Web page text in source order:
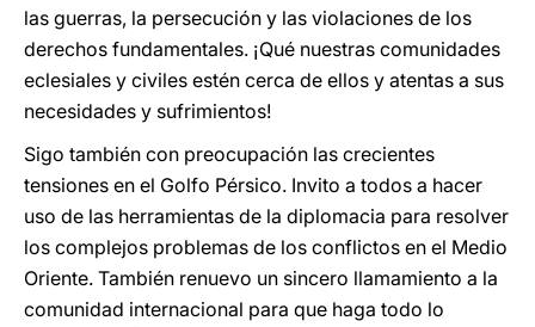
las guerras, la persecución y las violaciones de los
derechos fundamentales. ¡Qué nuestras comunidades
eclesiales y civiles estén cerca de ellos y atentas a sus
necesidades y sufrimientos!
Sigo también con preocupación las crecientes
tensiones en el Golfo Pérsico. Invito a todos a hacer
uso de las herramientas de la diplomacia para resolver
los complejos problemas de los conflictos en el Medio
Oriente. También renuevo un sincero llamamiento a la
comunidad internacional para que haga todo lo